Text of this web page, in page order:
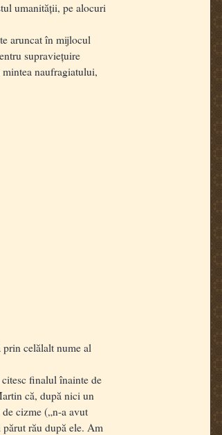
umanității, pe alocuri
aruncat în mijlocul
supraviețuire
naufragiatului,
celălalt nume al
finalul înainte de
că, după nici un
cizme („n-a avut
rău după ele. Am